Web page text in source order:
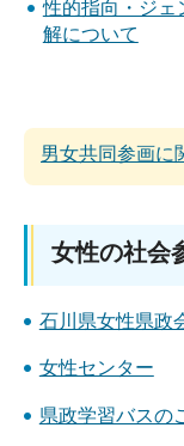
性的指向・ジェ
解について
男女共同参画に
女性の社会
石川県女性県政
女性センター
県政学習バスの